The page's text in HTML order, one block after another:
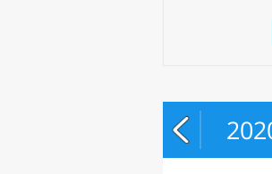
2019